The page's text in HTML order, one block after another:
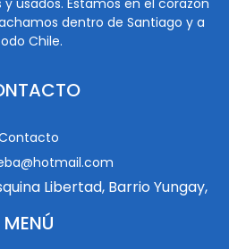
usados. Estamos en el corazón
dentro de Santiago y a
Chile.
Libertad, Barrio Yungay,
MENÚ